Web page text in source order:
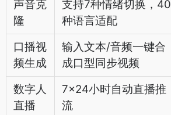
声音克
隆
支持7种情绪切换，40
种语言适配
口播视
频生成
输入文本/音频一键合
成口型同步视频
数字人
直播
7×24小时自动直播推
流